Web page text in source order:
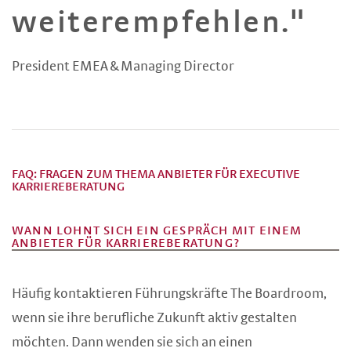
weiterempfehlen."
President EMEA & Managing Director
FAQ: FRAGEN ZUM THEMA ANBIETER FÜR EXECUTIVE
KARRIEREBERATUNG
WANN LOHNT SICH EIN GESPRÄCH MIT EINEM
ANBIETER FÜR KARRIEREBERATUNG?
Häufig kontaktieren Führungskräfte The Boardroom,
wenn sie ihre berufliche Zukunft aktiv gestalten
möchten. Dann wenden sie sich an einen